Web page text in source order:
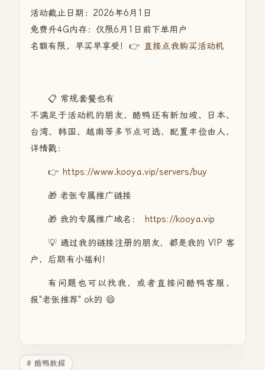
活动截止日期：2026年6月1日
免费升4G内存：仅限6月1日前下单用户
名额有限，早买早享受！👉 直接点我购买活动机
📋 常规套餐也有
不满足于活动机的朋友，酷鸭还有新加坡、日本、
台湾、韩国、越南等多节点可选，配置丰俭由人，
详情戳：
👉 https://www.kooya.vip/servers/buy
🎁 老张专属推广链接
🎁 我的专属推广域名： https://kooya.vip
💡 通过我的链接注册的朋友，都是我的 VIP 客
户，后期有小福利！
有问题也可以找我，或者直接问酷鸭客服，
报"老张推荐" ok的 😄
# 酷鸭数据